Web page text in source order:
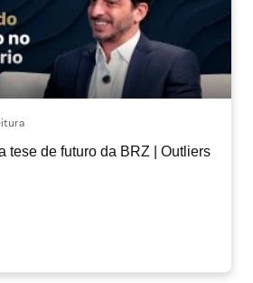
tese de futuro da BRZ | Outliers